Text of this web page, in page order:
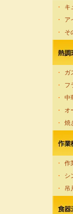
・
キ
・
ア
・
そ
・
ガ
・
フ
・
中
・
オ
・
焼
・
作
・
シ
・
吊